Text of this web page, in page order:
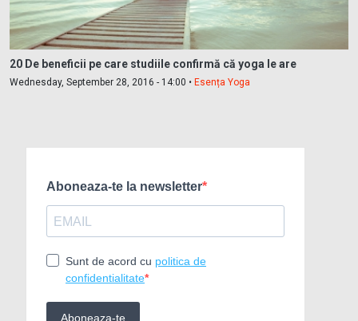
20 De beneficii pe care studiile confirmă că yoga le are
Wednesday, September 28, 2016 - 14:00 • Esența Yoga